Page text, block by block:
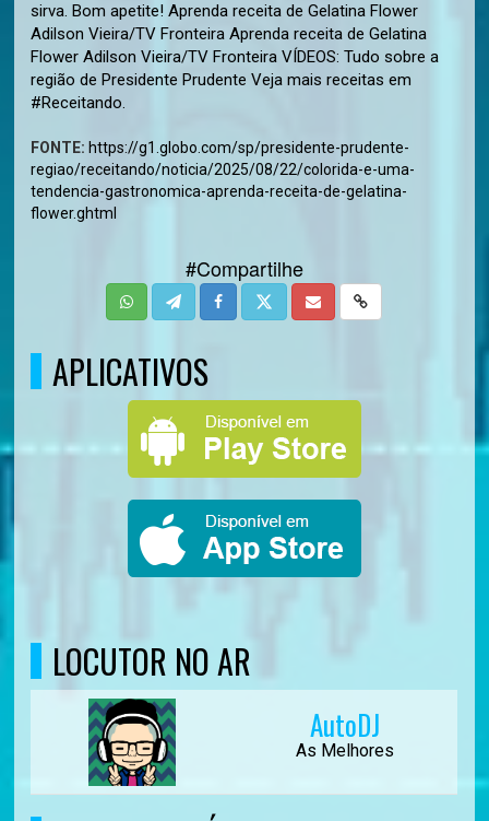
sirva. Bom apetite! Aprenda receita de Gelatina Flower
Adilson Vieira/TV Fronteira Aprenda receita de Gelatina
Flower Adilson Vieira/TV Fronteira VÍDEOS: Tudo sobre a
região de Presidente Prudente Veja mais receitas em
#Receitando.
FONTE: https://g1.globo.com/sp/presidente-prudente-
regiao/receitando/noticia/2025/08/22/colorida-e-uma-
tendencia-gastronomica-aprenda-receita-de-gelatina-
flower.ghtml
#Compartilhe
APLICATIVOS
LOCUTOR NO AR
AutoDJ
As Melhores